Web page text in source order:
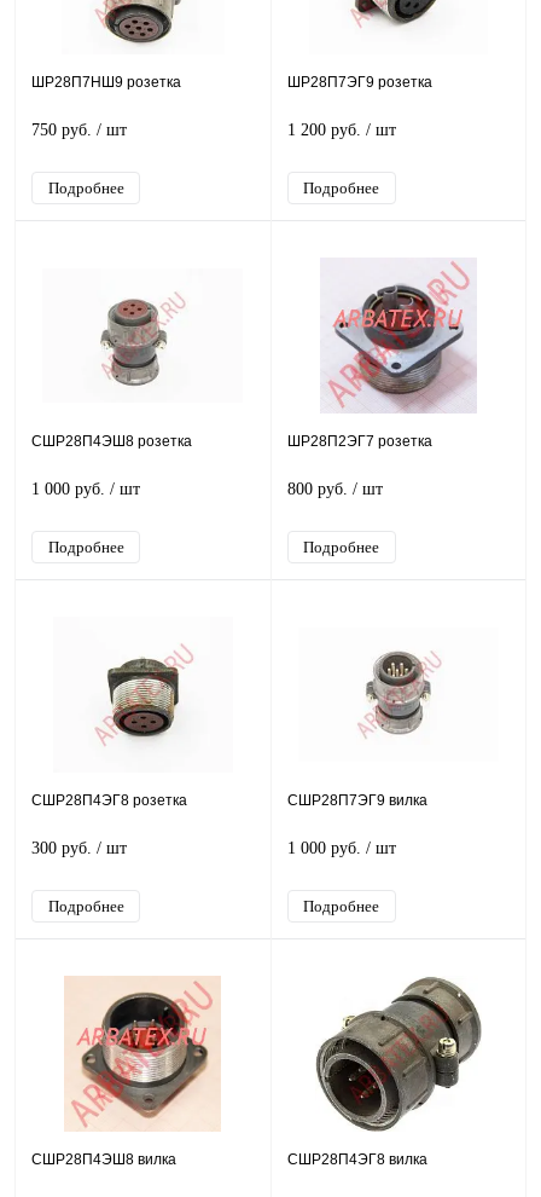
ШР28П7НШ9 розетка
750 руб. / шт
Подробнее
ШР28П7ЭГ9 розетка
1 200 руб. / шт
Подробнее
СШР28П4ЭШ8 розетка
1 000 руб. / шт
Подробнее
ШР28П2ЭГ7 розетка
800 руб. / шт
Подробнее
СШР28П4ЭГ8 розетка
300 руб. / шт
Подробнее
СШР28П7ЭГ9 вилка
1 000 руб. / шт
Подробнее
СШР28П4ЭШ8 вилка СШР28П4ЭГ8 вилка